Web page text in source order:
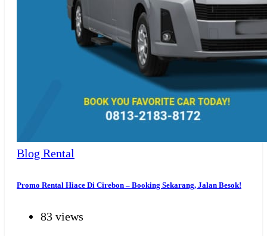
Blog Rental
Promo Rental Hiace Di Cirebon – Booking Sekarang, Jalan Besok!
83 views